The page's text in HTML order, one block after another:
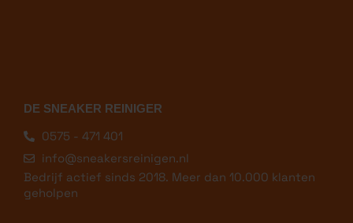
DE SNEAKER REINIGER
0575 - 471 401
info@sneakersreinigen.nl
Bedrijf actief sinds 2018. Meer dan 10.000 klanten
geholpen